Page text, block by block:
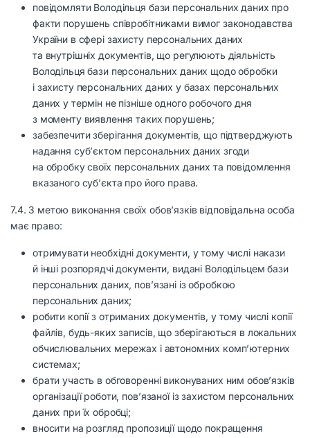
повідомляти Володільця бази персональних даних про
факти порушень співробітниками вимог законодавства
України в сфері захисту персональних даних
та внутрішніх документів, що регулюють діяльність
Володільця бази персональних даних щодо обробки
і захисту персональних даних у базах персональних
даних у термін не пізніше одного робочого дня
з моменту виявлення таких порушень;
забезпечити зберігання документів, що підтверджують
надання суб’єктом персональних даних згоди
на обробку своїх персональних даних та повідомлення
вказаного суб’єкта про його права.
7.4. З метою виконання своїх обов’язків відповідальна особа
має право:
отримувати необхідні документи, у тому числі накази
й інші розпорядчі документи, видані Володільцем бази
персональних даних, пов’язані із обробкою
персональних даних;
робити копії з отриманих документів, у тому числі копії
файлів, будь-яких записів, що зберігаються в локальних
обчислювальних мережах і автономних комп’ютерних
системах;
брати участь в обговоренні виконуваних ним обов’язків
організації роботи, пов’язаної із захистом персональних
даних при їх обробці;
вносити на розгляд пропозиції щодо покращення